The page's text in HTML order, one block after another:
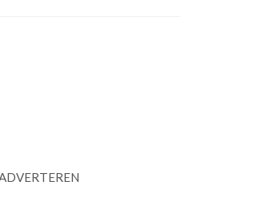
ADVERTEREN